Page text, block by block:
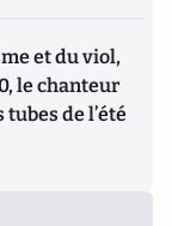
et du viol,
le chanteur
tubes de l’été